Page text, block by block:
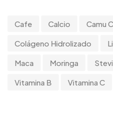
Cafe Calcio Camu
Colágeno Hidrolizado
Maca Moringa
Vitamina B Vitamina C